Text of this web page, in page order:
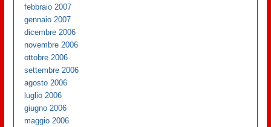
febbraio 2007
gennaio 2007
dicembre 2006
novembre 2006
ottobre 2006
settembre 2006
agosto 2006
luglio 2006
giugno 2006
maggio 2006